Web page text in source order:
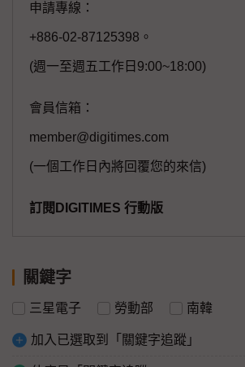
申請專線：
+886-02-87125398。
(週一至週五工作日9:00~18:00)
會員信箱：
member@digitimes.com
(一個工作日內將回覆您的來信)
訂閱DIGITIMES 行動版
關鍵字
三星電子 勞動部 南韓
加入已選取到「關鍵字追蹤」